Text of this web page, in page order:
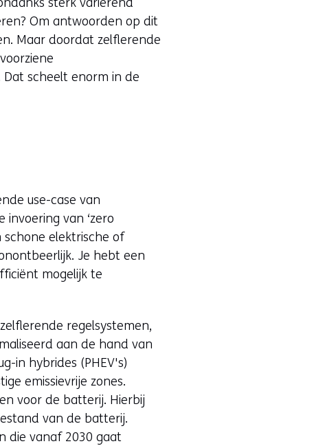
u
w
v
e
n
Om antwoorden op dit
Maar doordat zelflerende
scheelt enorm in de
use-case van
van ‘zero
schone elektrische of
Je hebt een
mogelijk te
regelsystemen,
aan de hand van
in hybrides (PHEV's)
emissievrije zones.
voor de batterij. Hierbij
van de batterij.
die vanaf 2030 gaat